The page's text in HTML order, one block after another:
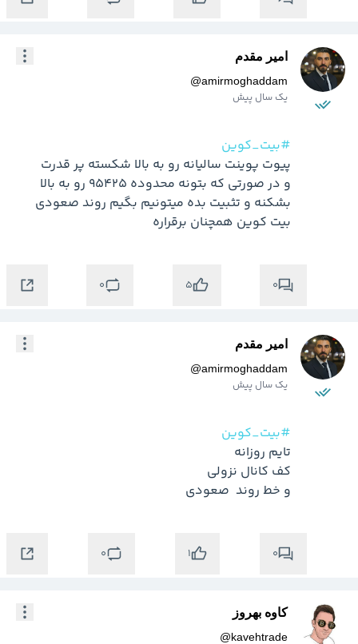
امیر مقدم
@amirmoghaddam
یک سال پیش
#بیت_کوین
بیت کوین همچنان برقراره
0
5
0
امیر مقدم
@amirmoghaddam
یک سال پیش
#بیت_کوین
و خط روند  صعودی
0
1
0
کاوه بهروز
@kavehtrade